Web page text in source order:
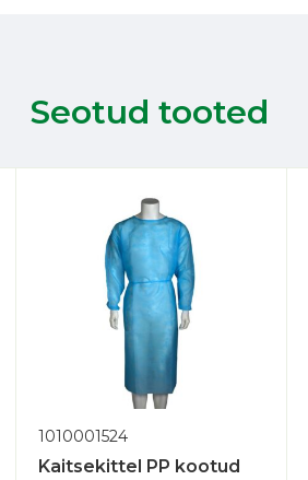
Seotud tooted
1010001524
Kaitsekittel PP kootud